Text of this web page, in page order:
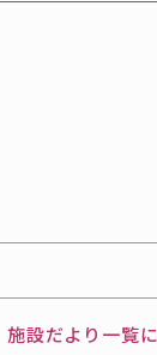
施設だより一覧